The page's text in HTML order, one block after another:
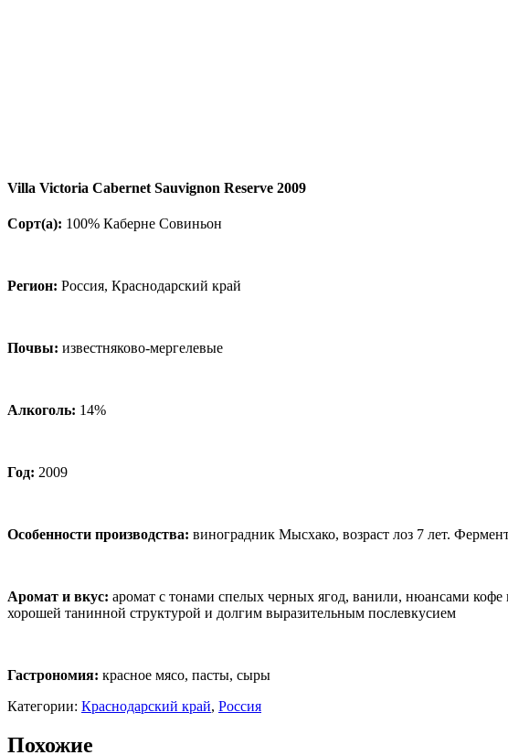
Villa Victoria Cabernet Sauvignon Reserve 2009
Сорт(а): 100% Каберне Совиньон
Регион: Россия, Краснодарский край
Почвы: известняково-мергелевые
Алкоголь: 14%
Год: 2009
Особенности производства: виноградник Мысхако, возраст лоз 7 лет.
Аромат и вкус: аромат с тонами спелых черных ягод, ванили, нюансами
хорошей танинной структурой и долгим выразительным послевкусием
Гастрономия: красное мясо, пасты, сыры
Категории: Краснодарский край, Россия
Похожие